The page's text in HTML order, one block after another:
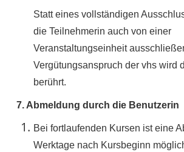
Statt eines vollständigen
die Teilnehmerin auch von einer
Veranstaltungseinheit
Vergütungsanspruch der vhs wird
berührt.
7. Abmeldung durch die Benutzerin
Bei fortlaufenden Kursen ist eine
Werktage nach Kursbeginn